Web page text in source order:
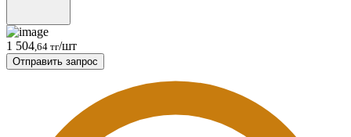
1 504 ,64 тг/шт
Отправить запрос